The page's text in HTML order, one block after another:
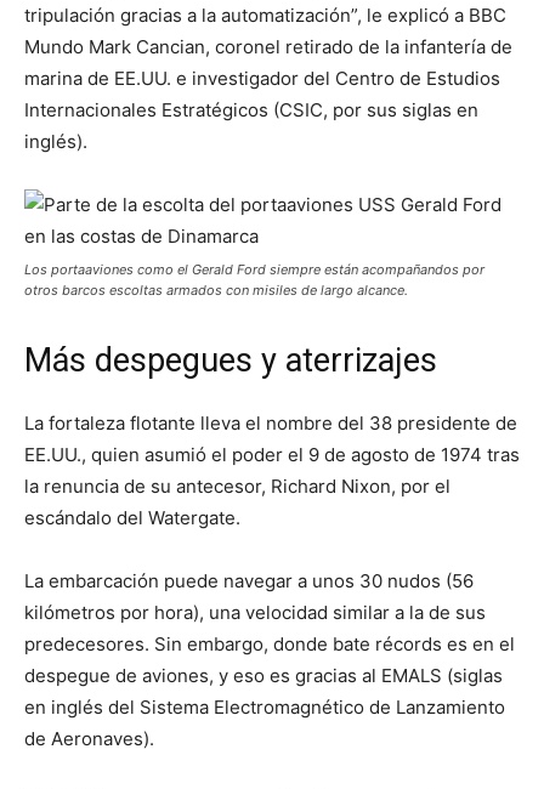
tripulación gracias a la automatización”, le explicó a BBC
Mundo Mark Cancian, coronel retirado de la infantería de
marina de EE.UU. e investigador del Centro de Estudios
Internacionales Estratégicos (CSIC, por sus siglas en
inglés).
Los portaaviones como el Gerald Ford siempre están acompañandos por
otros barcos escoltas armados con misiles de largo alcance.
Más despegues y aterrizajes
La fortaleza flotante lleva el nombre del 38 presidente de
EE.UU., quien asumió el poder el 9 de agosto de 1974 tras
la renuncia de su antecesor, Richard Nixon, por el
escándalo del Watergate.
La embarcación puede navegar a unos 30 nudos (56
kilómetros por hora), una velocidad similar a la de sus
predecesores. Sin embargo, donde bate récords es en el
despegue de aviones, y eso es gracias al EMALS (siglas
en inglés del Sistema Electromagnético de Lanzamiento
de Aeronaves).